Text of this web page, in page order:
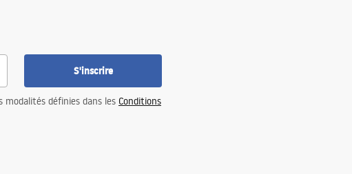
S'inscrire
définies dans les Conditions